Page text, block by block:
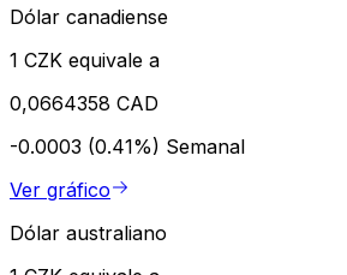
Dólar canadiense
1 CZK equivale a
0,0664358 CAD
-0.0003 (0.41%) Semanal
Ver gráfico
Dólar australiano